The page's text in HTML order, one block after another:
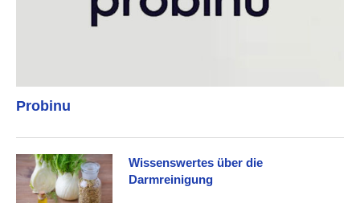
Probinu
Wissenswertes über die
Darmreinigung